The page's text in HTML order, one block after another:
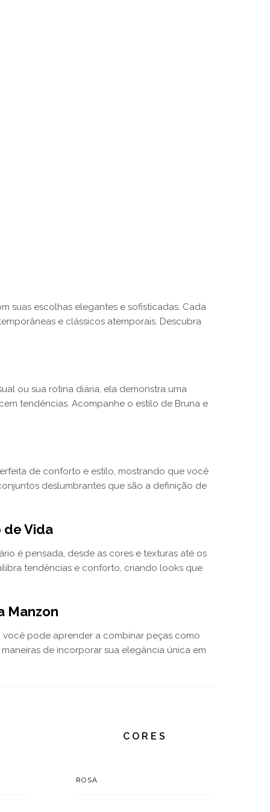
suas escolhas elegantes e sofisticadas. Cada
e clássicos atemporais. Descubra
ou sua rotina diária, ela demonstra uma
tendências. Acompanhe o estilo de Bruna e
de conforto e estilo, mostrando que você
deslumbrantes que são a definição de
de Vida
é pensada, desde as cores e texturas até os
tendências e conforto, criando looks que
Manzon
você pode aprender a combinar peças como
de incorporar sua elegância única em
CORES
ROSA